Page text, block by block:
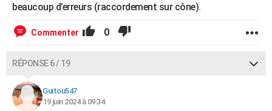
beaucoup d’erreurs (raccordement sur cône).
Commenter 0
RÉPONSE 6 / 19
Guitou547
19 juin 2024 à 09:34